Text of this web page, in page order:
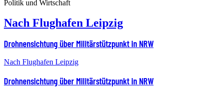
Politik und Wirtschaft
Nach Flughafen Leipzig
Drohnensichtung über Militärstützpunkt in NRW
Nach Flughafen Leipzig
Drohnensichtung über Militärstützpunkt in NRW